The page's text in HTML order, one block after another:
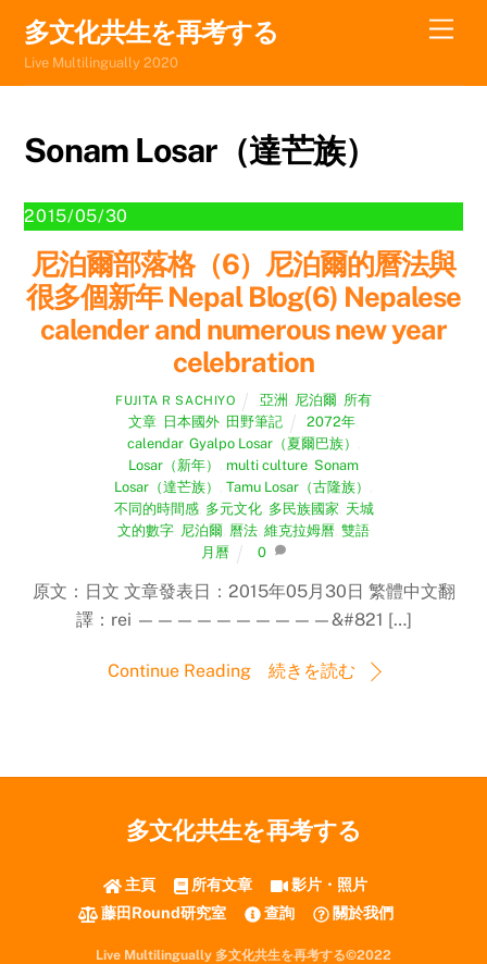
content
多文化共生を再考する
Live Multilingually 2020
Sonam Losar（達芒族）
2015/05/30
尼泊爾部落格（6）尼泊爾的曆法與
很多個新年 Nepal Blog(6) Nepalese
calender and numerous new year
celebration
FUJITA R SACHIYO 亞洲 尼泊爾 所有
文章, 日本國外, 田野筆記 2072年
calendar, Gyalpo Losar（夏爾巴族）
Losar（新年）
multi culture Sonam
Losar（達芒族）
Tamu Losar（古隆族）
不同的時間感, 多元文化, 多民族國家 天城
文的數字 尼泊爾 曆法 維克拉姆曆 雙語
月曆
0
原文：日文 文章發表日：2015年05月30日 繁體中文翻
譯：rei ——————————&#821 […]
Continue Reading 続きを読む
多文化共生を再考する
主頁 所有文章
影片・照片
藤田Round研究室
查詢 關於我們
Live Multilingually 多文化共生を再考する©2022